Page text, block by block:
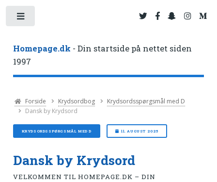
Homepage.dk - Din startside på nettet siden
1997
Forside Krydsordbog
Krydsordsspørgsmål med D
Dansk by Krydsord
KRYDSORDSSPØRGSMÅL MED D 11. AUGUST 2025
Dansk by Krydsord
VELKOMMEN TIL HOMEPAGE.DK – DIN